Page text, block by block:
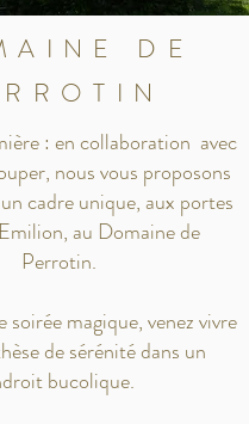
DE
: en collaboration avec
nous vous proposons
cadre unique, aux portes
au Domaine de
Perrotin.
soirée magique, venez vivre
de sérénité dans un
bucolique.